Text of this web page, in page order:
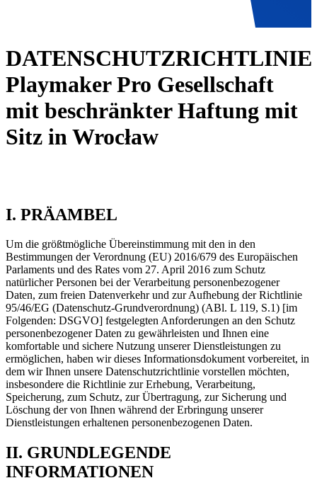
DATENSCHUTZRICHTLINIE
Playmaker Pro Gesellschaft
mit beschränkter Haftung mit
Sitz in Wrocław
I. PRÄAMBEL
Um die größtmögliche Übereinstimmung mit den in den
Bestimmungen der Verordnung (EU) 2016/679 des Europäischen
Parlaments und des Rates vom 27. April 2016 zum Schutz
natürlicher Personen bei der Verarbeitung personenbezogener
Daten, zum freien Datenverkehr und zur Aufhebung der Richtlinie
95/46/EG (Datenschutz-Grundverordnung) (ABl. L 119, S.1) [im
Folgenden: DSGVO] festgelegten Anforderungen an den Schutz
personenbezogener Daten zu gewährleisten und Ihnen eine
komfortable und sichere Nutzung unserer Dienstleistungen zu
ermöglichen, haben wir dieses Informationsdokument vorbereitet, in
dem wir Ihnen unsere Datenschutzrichtlinie vorstellen möchten,
insbesondere die Richtlinie zur Erhebung, Verarbeitung,
Speicherung, zum Schutz, zur Übertragung, zur Sicherung und
Löschung der von Ihnen während der Erbringung unserer
Dienstleistungen erhaltenen personenbezogenen Daten.
II. GRUNDLEGENDE
INFORMATIONEN